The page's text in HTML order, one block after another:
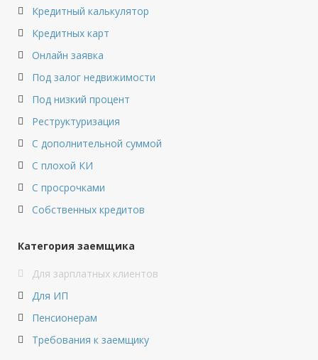
Кредитный калькулятор
Кредитных карт
Онлайн заявка
Под залог недвижимости
Под низкий процент
Реструктуризация
С дополнительной суммой
С плохой КИ
С просрочками
Собственных кредитов
Категория заемщика
Для зарплатных клиентов
Для ИП
Пенсионерам
Требования к заемщику